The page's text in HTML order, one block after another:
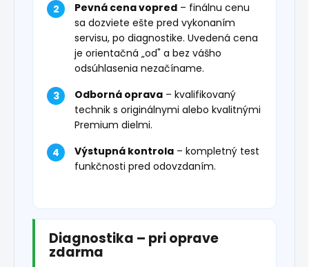
Pevná cena vopred – finálnu cenu
sa dozviete ešte pred vykonaním
servisu, po diagnostike. Uvedená cena
je orientačná „od" a bez vášho
odsúhlasenia nezačíname.
Odborná oprava – kvalifikovaný
technik s originálnymi alebo kvalitnými
Premium dielmi.
Výstupná kontrola – kompletný test
funkčnosti pred odovzdaním.
Diagnostika – pri oprave
zdarma